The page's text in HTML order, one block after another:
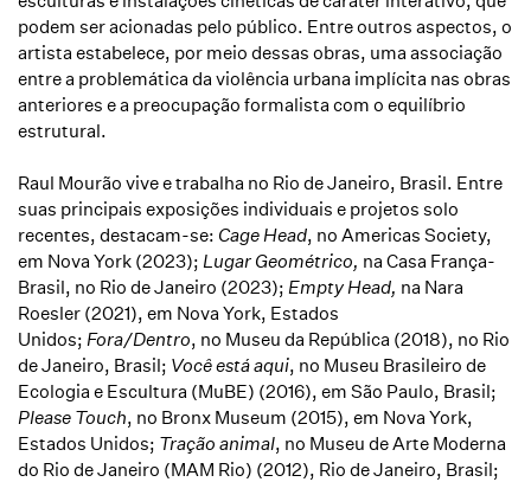
podem ser acionadas pelo público. Entre outros aspectos, o
artista estabelece, por meio dessas obras, uma associação
entre a problemática da violência urbana implícita nas obras
anteriores e a preocupação formalista com o equilíbrio
estrutural.
Raul Mourão vive e trabalha no Rio de Janeiro, Brasil. Entre
suas principais exposições individuais e projetos solo
recentes, destacam-se: Cage Head, no Americas Society,
em Nova York (2023); Lugar Geométrico, na Casa França-
Brasil, no Rio de Janeiro (2023); Empty Head, na Nara
Roesler (2021), em Nova York, Estados
Unidos; Fora/Dentro, no Museu da República (2018), no Rio
de Janeiro, Brasil; Você está aqui, no Museu Brasileiro de
Ecologia e Escultura (MuBE) (2016), em São Paulo, Brasil;
Please Touch, no Bronx Museum (2015), em Nova York,
Estados Unidos; Tração animal, no Museu de Arte Moderna
do Rio de Janeiro (MAM Rio) (2012), Rio de Janeiro, Brasil;